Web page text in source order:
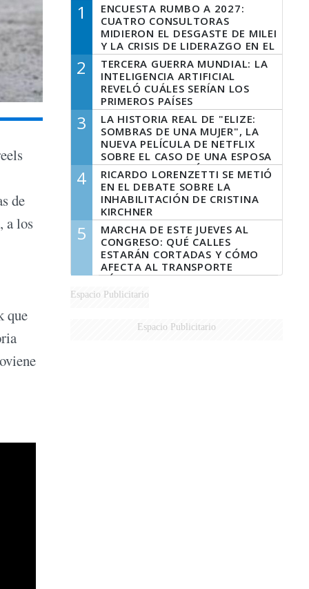
de
a los
que
1
ENCUESTA RUMBO A 2027:
CUATRO CONSULTORAS
MIDIERON EL DESGASTE DE MILEI
Y LA CRISIS DE LIDERAZGO EN EL
PERONISMO
2
TERCERA GUERRA MUNDIAL: LA
INTELIGENCIA ARTIFICIAL
REVELÓ CUÁLES SERÍAN LOS
PRIMEROS PAÍSES
LATINOAMERICANOS EN SER
DERROTADOS
3
LA HISTORIA REAL DE "ELIZE:
SOMBRAS DE UNA MUJER", LA
NUEVA PELÍCULA DE NETFLIX
SOBRE EL CASO DE UNA ESPOSA
QUE DESCUARTIZÓ A SU
MARIDO
4
RICARDO LORENZETTI SE METIÓ
EN EL DEBATE SOBRE LA
INHABILITACIÓN DE CRISTINA
KIRCHNER
5
MARCHA DE ESTE JUEVES AL
CONGRESO: QUÉ CALLES
ESTARÁN CORTADAS Y CÓMO
AFECTA AL TRANSPORTE
PÚBLICO
Espacio Publicitario
Espacio Publicitario